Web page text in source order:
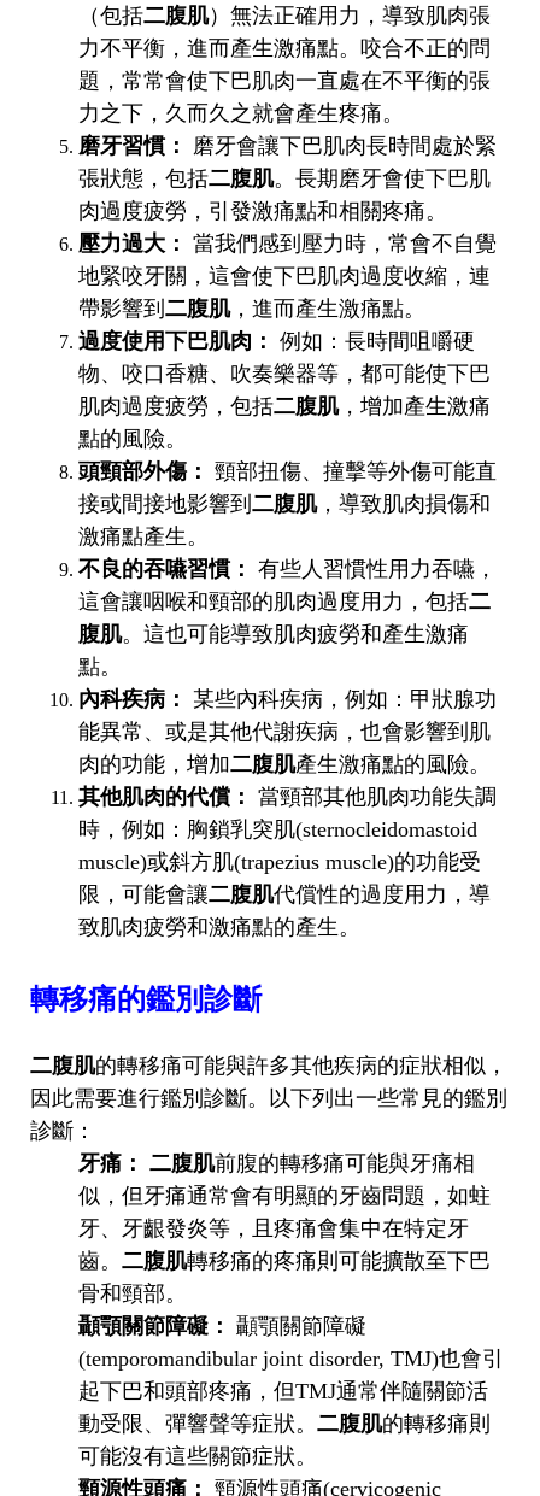
（包括二腹肌）無法正確用力，導致肌肉張
力不平衡，進而產生激痛點。咬合不正的問
題，常常會使下巴肌肉一直處在不平衡的張
力之下，久而久之就會產生疼痛。
磨牙習慣：
磨牙會讓下巴肌肉長時間處於緊
張狀態，包括二腹肌。長期磨牙會使下巴肌
肉過度疲勞，引發激痛點和相關疼痛。
壓力過大： 當我們感到壓力時，常會不自覺
地緊咬牙關，這會使下巴肌肉過度收縮，連
帶影響到二腹肌，進而產生激痛點。
過度使用下巴肌肉： 例如：長時間咀嚼硬
物、咬口香糖、吹奏樂器等，都可能使下巴
肌肉過度疲勞，包括二腹肌，增加產生激痛
點的風險。
頭頸部外傷： 頸部扭傷、撞擊等外傷可能直
接或間接地影響到二腹肌，導致肌肉損傷和
激痛點產生。
不良的吞嚥習慣： 有些人習慣性用力吞嚥，
這會讓咽喉和頸部的肌肉過度用力，包括二
腹肌。這也可能導致肌肉疲勞和產生激痛
點。
內科疾病： 某些內科疾病，例如：甲狀腺功
能異常、或是其他代謝疾病，也會影響到肌
肉的功能，增加二腹肌產生激痛點的風險。
其他肌肉的代償： 當頸部其他肌肉功能失調
時，例如：胸鎖乳突肌(sternocleidomastoid
muscle)或斜方肌(trapezius muscle)的功能受
限，可能會讓二腹肌代償性的過度用力，導
致肌肉疲勞和激痛點的產生。
轉移痛的鑑別診斷
二腹肌的轉移痛可能與許多其他疾病的症狀相似，
因此需要進行鑑別診斷。以下列出一些常見的鑑別
診斷：
牙痛：
二腹肌前腹的轉移痛可能與牙痛相
似，但牙痛通常會有明顯的牙齒問題，如蛀
牙、牙齦發炎等，且疼痛會集中在特定牙
齒。二腹肌轉移痛的疼痛則可能擴散至下巴
骨和頸部。
顳顎關節障礙： 顳顎關節障礙
(temporomandibular joint disorder, TMJ)也會引
起下巴和頭部疼痛，但TMJ通常伴隨關節活
動受限、彈響聲等症狀。二腹肌的轉移痛則
可能沒有這些關節症狀。
頸源性頭痛： 頸源性頭痛(cervicogenic